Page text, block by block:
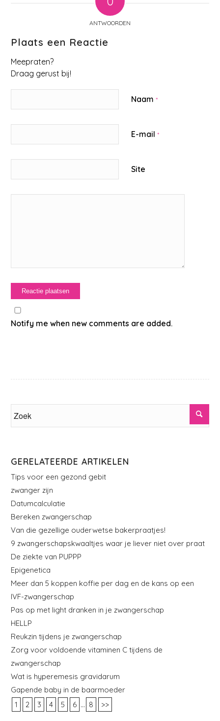
ANTWOORDEN
Plaats een Reactie
Meepraten?
Draag gerust bij!
Naam*
E-mail*
Site
Notify me when new comments are added.
GERELATEERDE ARTIKELEN
Tips voor een gezond gebit
zwanger zijn
Datumcalculatie
Bereken zwangerschap
Van die gezellige ouderwetse bakerpraatjes!
9 zwangerschapskwaaltjes waar je liever niet over praat
De ziekte van PUPPP
Epigenetica
Meer dan 5 koppen koffie per dag en de kans op een
IVF-zwangerschap
Pas op met light dranken in je zwangerschap
HELLP
Reukzin tijdens je zwangerschap
Zorg voor voldoende vitaminen C tijdens de
zwangerschap
Wat is hyperemesis gravidarum
Gapende baby in de baarmoeder
1
2 3 4 5 6 ... 8 >>